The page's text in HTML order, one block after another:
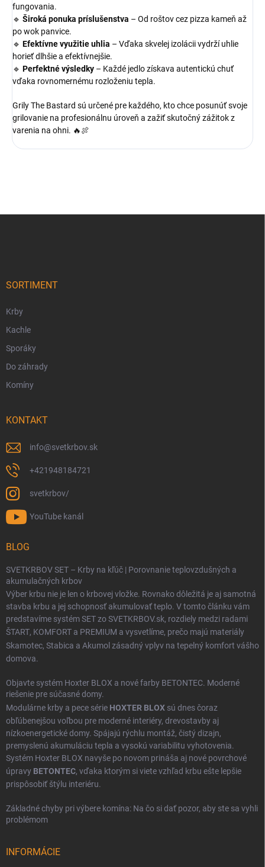
fungovania.
🔹 Široká ponuka príslušenstva – Od roštov cez pizza kameň až
po wok panvice.
🔹 Efektívne využitie uhlia – Vďaka skvelej izolácii vydrží uhlie
horieť dlhšie a efektívnejšie.
🔹 Perfektné výsledky – Každé jedlo získava autentickú chuť
vďaka rovnomernému rozloženiu tepla.
Grily The Bastard sú určené pre každého, kto chce posunúť svoje
grilovanie na profesionálnu úroveň a zažiť skutočný zážitok z
varenia na ohni. 🔥🍖
SORTIMENT
Krby
Kachle
Sporáky
Do záhrady
Komíny
KONTAKT
info@svetkrbov.sk
+421948184721
svetkrbov/
YouTube kanál
BLOG
SVETKRBOV SET – Krby na kľúč | Porovnanie teplovzdušných a
akumulačných krbov
Výber krbu nie je len o krbovej vložke. Rovnako dôležitá je aj samotná
stavba krbu a jej schopnosť akumulovať teplo. V tomto článku vám
predstavíme systém SET zo SVETKRBOV.sk, rozdiely medzi radami
ŠTART, KOMFORT a PREMIUM a vysvetlíme, prečo majú materiály
Skamotec, Stabica a Akumol zásadný vplyv na tepelný komfort vášho
domova.
Objavte systém Hoxter BLOX a nové farby BETONTEC. Moderné
riešenie pre súčasné domy.
Modulárne krby a pece série HOXTER BLOX sú dnes čoraz
obľúbenejšou voľbou pre moderné interiéry, drevostavby aj
nízkoenergetické domy. Spájajú rýchlu montáž, čistý dizajn,
premyslenú akumuláciu tepla a vysokú variabilitu vyhotovenia.
Systém Hoxter BLOX navyše po novom prináša aj nové povrchové
úpravy BETONTEC, vďaka ktorým si viete vzhľad krbu ešte lepšie
prispôsobiť štýlu interiéru.
Základné chyby pri výbere komína: Na čo si dať pozor, aby ste sa vyhli
problémom
INFORMÁCIE